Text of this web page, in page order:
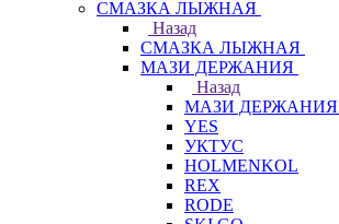
СМАЗКА ЛЫЖНАЯ
Назад
СМАЗКА ЛЫЖНАЯ
МАЗИ ДЕРЖАНИЯ
Назад
МАЗИ ДЕРЖАНИЯ
YES
УКТУС
HOLMENKOL
REX
RODE